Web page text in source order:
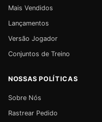
Mais Vendidos
Lançamentos
Versão Jogador
Conjuntos de Treino
NOSSAS POLÍTICAS
Sobre Nós
Rastrear Pedido